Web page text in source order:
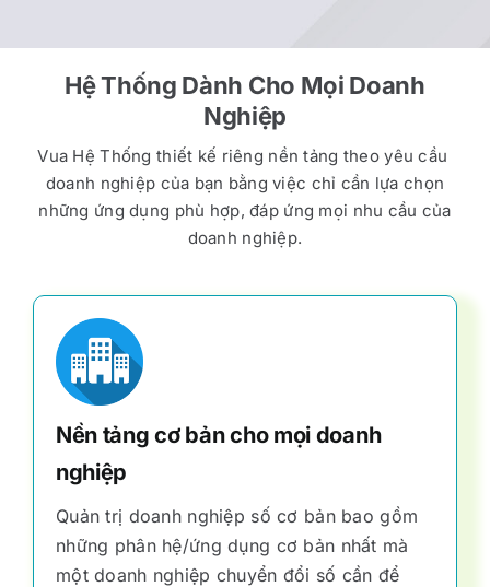
Hệ Thống Dành Cho Mọi Doanh
Nghiệp
Vua Hệ Thống thiết kế riêng nền tảng theo yêu cầu
doanh nghiệp của bạn bằng việc chỉ cần lựa chọn
những ứng dụng phù hợp, đáp ứng mọi nhu cầu của
doanh nghiệp.
Nền tảng cơ bản cho mọi doanh
nghiệp
Quản trị doanh nghiệp số cơ bản bao gồm
những phân hệ/ứng dụng cơ bản nhất mà
một doanh nghiệp chuyển đổi số cần để